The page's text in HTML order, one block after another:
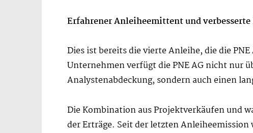
Erfahrener Anleiheemittent und
Dies ist bereits die vierte Anleihe, die die
Unternehmen verfügt die PNE AG nicht nur
Analystenabdeckung, sondern auch einen
Die Kombination aus Projektverkäufen und
der Erträge. Seit der letzten Anleiheemission